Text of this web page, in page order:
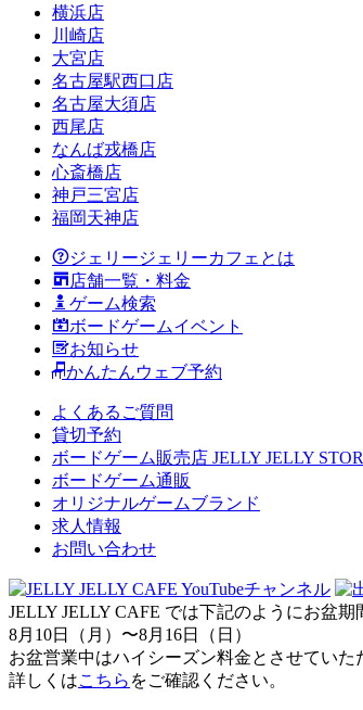
横浜店
川崎店
大宮店
名古屋駅西口店
名古屋大須店
西尾店
なんば戎橋店
心斎橋店
神戸三宮店
福岡天神店
ジェリージェリーカフェとは
店舗一覧・料金
ゲーム検索
ボードゲームイベント
お知らせ
かんたんウェブ予約
よくあるご質問
貸切予約
ボードゲーム販売店 JELLY JELLY
ボードゲーム通販
オリジナルゲームブランド
求人情報
お問い合わせ
JELLY JELLY CAFE では下記のようにお盆期
8月10日（月）〜8月16日（日）
お盆営業中はハイシーズン料金とさせていた
詳しくはこちら をご確認ください。